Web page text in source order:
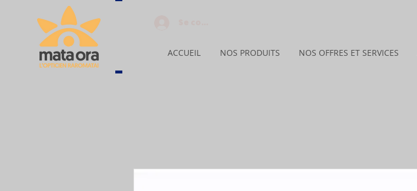
ACCUEIL NOS PRODUITS NOS OFFRES ET SERVICES